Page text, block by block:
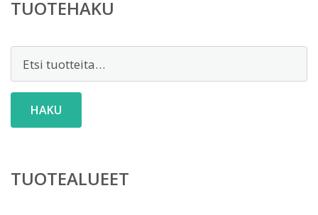
TUOTEHAKU
HAKU
TUOTEALUEET